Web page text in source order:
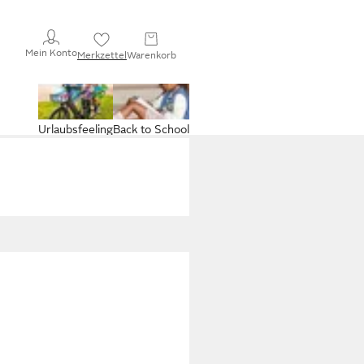
Mein KontoMerkzettelWarenkorb
Back to School
Urlaubsfeeling